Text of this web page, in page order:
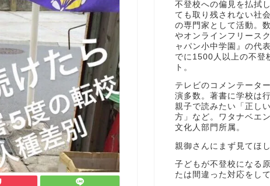
不登校への偏見を払拭
ても取り残されない社
の専門家として活動。
やオンラインフリース
ャパン小中学園』の代
でに1500人以上の不登
ト。
テレビのコメンテータ
演多数。著書に学校は
親子で読みたい「正し
方」など。ワタナベエ
文化人部門所属。
親御さんにまず見てほ
子どもが不登校になる
たは間違った対応をし